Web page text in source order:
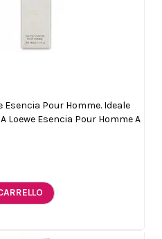
Esencia Pour Homme. Ideale
Loewe Esencia Pour Homme A